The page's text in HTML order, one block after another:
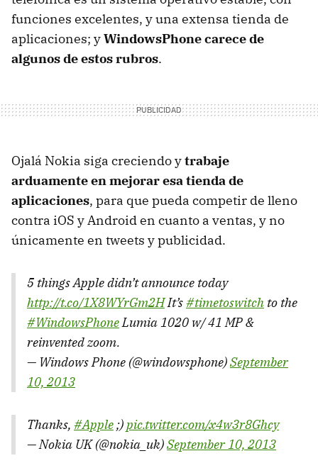
funciones excelentes, y una extensa tienda de
aplicaciones; yWindowsPhone carece de
algunos de estos rubros.
Ojalá Nokia siga creciendo ytrabaje
arduamente en mejorar esa tienda de
aplicaciones, para que pueda competir de lleno
contra iOS y Android en cuanto a ventas, y no
únicamente en tweets y publicidad.
5 things Apple didn’t announce today
http://t.co/1X8WYrGm2HIt’s#timetoswitch to the
#WindowsPhoneLumia 1020 w/ 41 MP &
reinvented zoom.
— Windows Phone (@windowsphone)September
10, 2013
Thanks, #Apple;)pic.twitter.com/x4w3r8Ghcy
— Nokia UK (@nokia_uk)September 10, 2013